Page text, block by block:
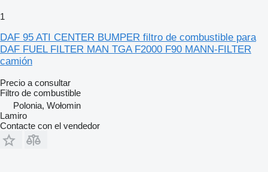
1
DAF 95 ATI CENTER BUMPER filtro de combustible para
DAF FUEL FILTER MAN TGA F2000 F90 MANN-FILTER
camión
Precio a consultar
Filtro de combustible
Polonia, Wołomin
Lamiro
Contacte con el vendedor